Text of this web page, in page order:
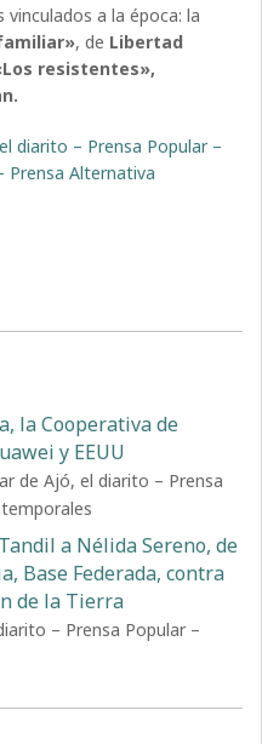
a la época: la
, de Libertad
resistentes»,
diarito – Prensa Popular –
Prensa Alternativa
la Cooperativa de
y EEUU
de Ajó, el diarito – Prensa
a Nélida Sereno, de
Base Federada, contra
de la Tierra
– Prensa Popular –